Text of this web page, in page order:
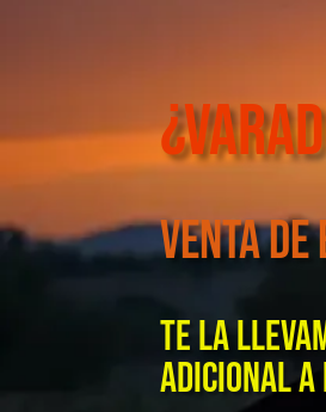
venta
Te la
adicional a